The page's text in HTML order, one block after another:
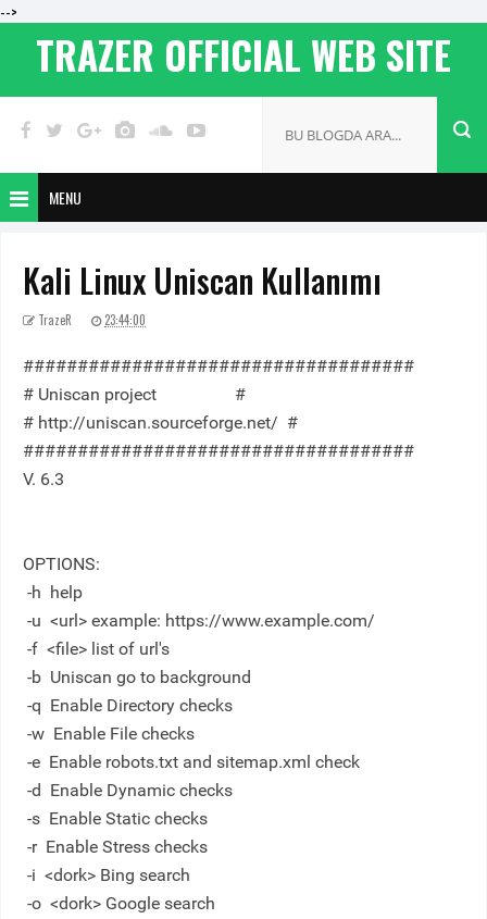
-->
TRAZER OFFICIAL WEB SITE
MENU
Kali Linux Uniscan Kullanımı
TrazeR 23:44:00
####################################
# Uniscan project #
# http://uniscan.sourceforge.net/ #
####################################
V. 6.3
OPTIONS:
-h
help
-u <url> example: https://www.example.com/
-f <file> list of url's
-b Uniscan go to background
-q Enable Directory checks
-w Enable File checks
-e Enable robots.txt and sitemap.xml check
-d
Enable Dynamic checks
-s Enable Static checks
-r Enable Stress checks
-i <dork> Bing search
-o <dork> Google search